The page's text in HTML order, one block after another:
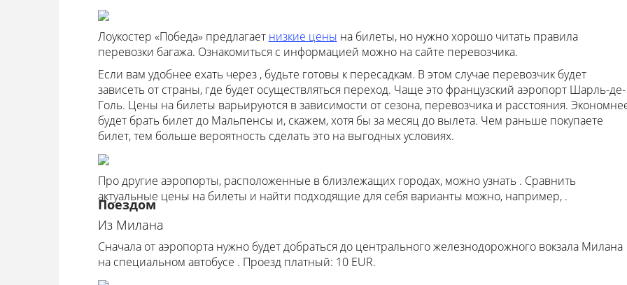
Лоукостер «Победа» предлагает низкие цены на билеты, но нужно хорошо читать правила
перевозки багажа. Ознакомиться с информацией можно на сайте перевозчика.
Если вам удобнее ехать через , будьте готовы к пересадкам. В этом случае перевозчик будет
зависеть от страны, где будет осуществляться переход. Чаще это французский аэропорт Шарль-де-
Голь. Цены на билеты варьируются в зависимости от сезона, перевозчика и расстояния.
будет брать билет до Мальпенсы и, скажем, хотя бы за месяц до вылета. Чем раньше покупаете
билет, тем больше вероятность сделать это на выгодных условиях.
Про другие аэропорты, расположенные в близлежащих городах, можно узнать . Сравнить
актуальные цены на билеты и найти подходящие для себя варианты можно, например, .
Поездом
Из Милана
Сначала от аэропорта нужно будет добраться до центрального железнодорожного вокзала Милана
на специальном автобусе . Проезд платный: 10 EUR.